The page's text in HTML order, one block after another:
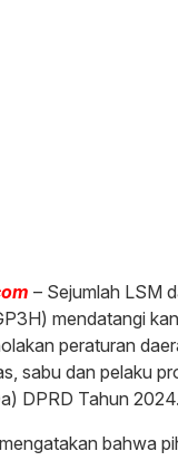
– Sejumlah LSM
mendatangi
peraturan
sabu dan pelaku
DPRD Tahun 2024.
bahwa